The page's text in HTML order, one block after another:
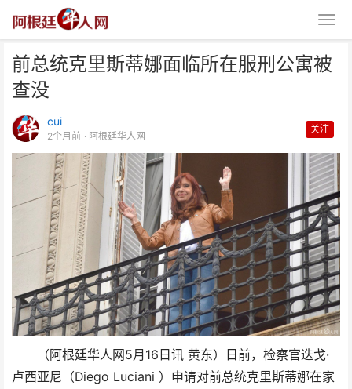
前总统克里斯蒂娜面临所在服刑公寓被
查没
cui
2个月前 · 阿根廷华人网
关注
（阿根廷华人网5月16日讯 黄东）日前，检察官迭戈·
卢西亚尼（Diego Luciani ）申请对前总统克里斯蒂娜在家
前总统克里斯蒂娜面临所在服刑公
寓被查没